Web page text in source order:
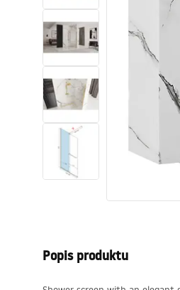
Umývadlá
Vaňa so zástenou
Batérie
Popis produktu